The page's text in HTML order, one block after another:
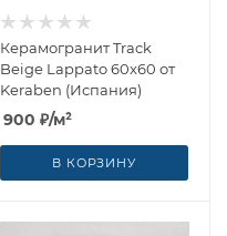
Керамогранит Track
Beige Lappato 60x60 от
Keraben (Испания)
900 ₽/м²
В КОРЗИНУ